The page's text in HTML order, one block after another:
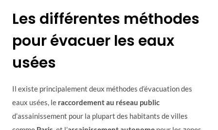
Les différentes méthodes
pour évacuer les eaux
usées
Il existe principalement deux méthodes d’évacuation des
eaux usées, le raccordement au réseau public
d’assainissement pour la plupart des habitants de villes